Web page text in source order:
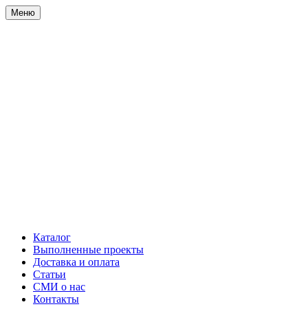
Меню
Каталог
Выполненные проекты
Доставка и оплата
Статьи
СМИ о нас
Контакты